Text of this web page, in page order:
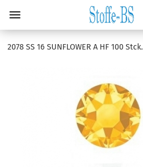
2078 SS 16 SUNFLOWER A HF 100 Stck.